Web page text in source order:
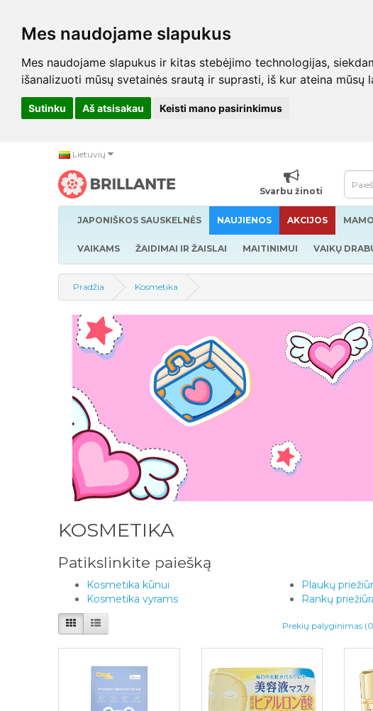
Mes naudojame slapukus
Mes naudojame slapukus ir kitas stebėjimo technologijas,
išanalizuoti mūsų svetainės srautą ir suprasti, iš kur ateina mūsų
Sutinku Aš atsisakau Keisti mano pasirinkimus
Lietuvių
Svarbu žinoti
JAPONIŠKOS SAUSKELNĖS NAUJIENOS AKCIJOS
VAIKAMS ŽAIDIMAI IR ŽAISLAI MAITINIMUI VAIKŲ
Pradžia Kosmetika
KOSMETIKA
Patikslinkite paiešką
Kosmetika kūnui
Kosmetika vyrams
Plaukų
Rankų
Prekių palyginimas